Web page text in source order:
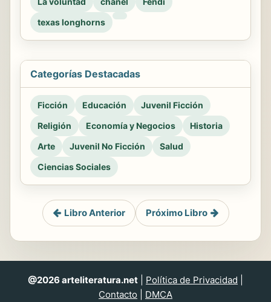
texas longhorns
Categorías Destacadas
Ficción Educación
Juvenil Ficción
Religión
Economía y Negocios
Historia
Arte
Juvenil No Ficción
Salud
Ciencias Sociales
Libro Anterior Próximo Libro
@2026 arteliteratura.net Política de Privacidad
Contacto
DMCA